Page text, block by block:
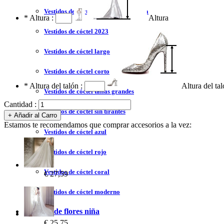
Vestidos de cóctel liquidación y venta
Vestidos de cóctel 2023
Vestidos de cóctel largo
Vestidos de cóctel corto
Vestidos de cóctel tallas grandes
Vestidos de cóctel sin tirantes
Vestidos de cóctel azul
Vestidos de cóctel rojo
Vestidos de cóctel coral
Vestidos de cóctel moderno
Vestidos de flores niña
* Altura : Altura
* Altura del talón : Altura del
Cantidad :
Estamos te recomendamos que comprar accesorios a la vez:
€ 27,59